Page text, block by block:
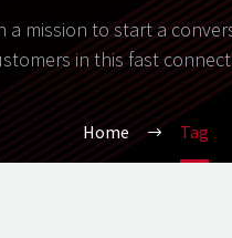
a mission to start a
in this fast
Home Tag